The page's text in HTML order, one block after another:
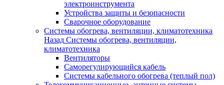
электроинструмента
Устройства защиты и безопасности
Сварочное оборудование
Системы обогрева, вентиляции, климатотехника
Назад Системы обогрева, вентиляции,
климатотехника
Вентиляторы
Саморегулирующийся кабель
Системы кабельного обогрева (теплый пол)